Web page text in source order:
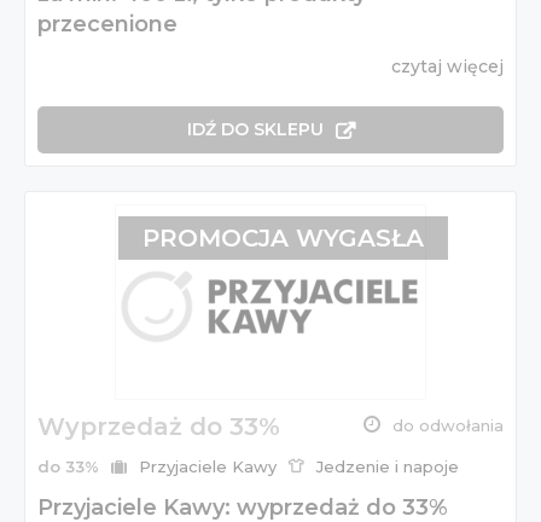
przecenione
czytaj więcej
IDŹ DO SKLEPU
Wyprzedaż do 33% do odwołania
do 33% Przyjaciele Kawy Jedzenie i napoje
Przyjaciele Kawy: wyprzedaż do 33%
PROMOCJA WYGASŁA